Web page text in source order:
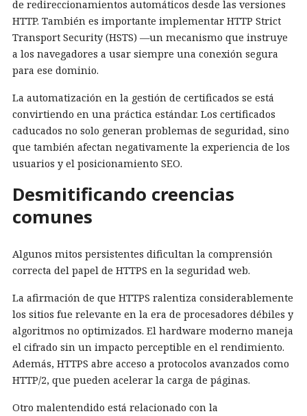
de redireccionamientos automáticos desde las versiones
HTTP. También es importante implementar HTTP Strict
Transport Security (HSTS) —un mecanismo que instruye
a los navegadores a usar siempre una conexión segura
para ese dominio.
La automatización en la gestión de certificados se está
convirtiendo en una práctica estándar. Los certificados
caducados no solo generan problemas de seguridad, sino
que también afectan negativamente la experiencia de los
usuarios y el posicionamiento SEO.
Desmitificando creencias
comunes
Algunos mitos persistentes dificultan la comprensión
correcta del papel de HTTPS en la seguridad web.
La afirmación de que HTTPS ralentiza considerablemente
los sitios fue relevante en la era de procesadores débiles y
algoritmos no optimizados. El hardware moderno maneja
el cifrado sin un impacto perceptible en el rendimiento.
Además, HTTPS abre acceso a protocolos avanzados como
HTTP/2, que pueden acelerar la carga de páginas.
Otro malentendido está relacionado con la